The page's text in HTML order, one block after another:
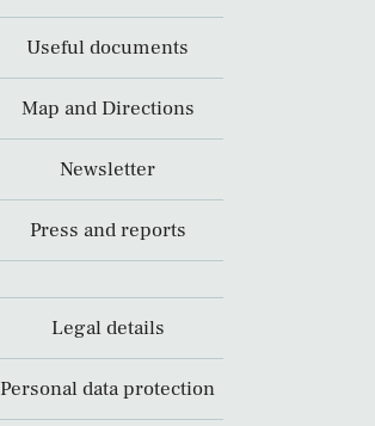
Useful documents
Map and Directions
Newsletter
Press and reports
Legal details
Personal data protection